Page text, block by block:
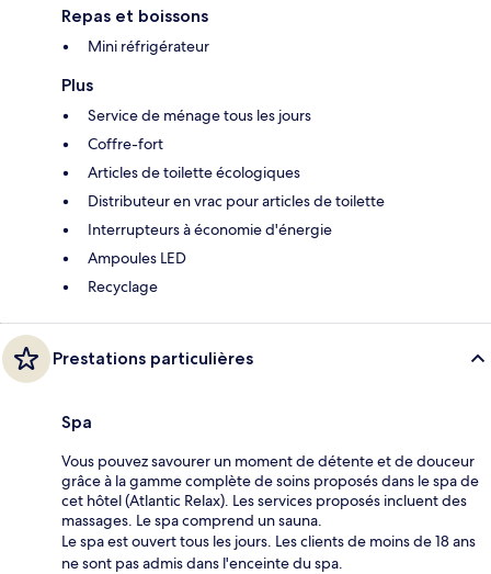
Repas et boissons
Mini réfrigérateur
Plus
Service de ménage tous les jours
Coffre-fort
Articles de toilette écologiques
Distributeur en vrac pour articles de toilette
Interrupteurs à économie d'énergie
Ampoules LED
Recyclage
Prestations particulières
Spa
Vous pouvez savourer un moment de détente et de douceur
grâce à la gamme complète de soins proposés dans le spa de
cet hôtel (Atlantic Relax). Les services proposés incluent des
massages. Le spa comprend un sauna.
Le spa est ouvert tous les jours. Les clients de moins de 18 ans
ne sont pas admis dans l'enceinte du spa.